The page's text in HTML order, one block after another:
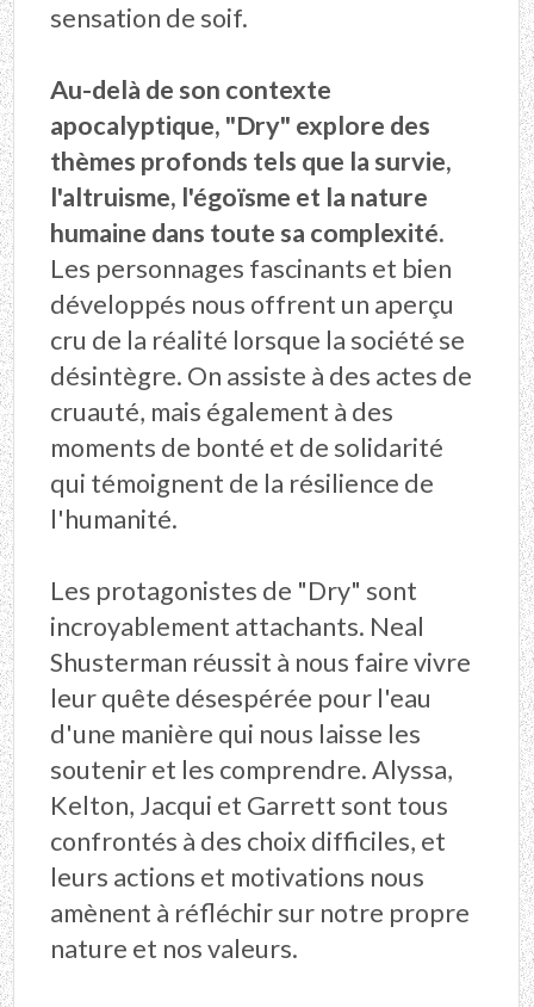
sensation de soif.
Au-delà de son contexte
apocalyptique, "Dry" explore des
thèmes profonds tels que la survie,
l'altruisme, l'égoïsme et la nature
humaine dans toute sa complexité.
Les personnages fascinants et bien
développés nous offrent un aperçu
cru de la réalité lorsque la société se
désintègre. On assiste à des actes de
cruauté, mais également à des
moments de bonté et de solidarité
qui témoignent de la résilience de
l'humanité.
Les protagonistes de "Dry" sont
incroyablement attachants. Neal
Shusterman réussit à nous faire vivre
leur quête désespérée pour l'eau
d'une manière qui nous laisse les
soutenir et les comprendre. Alyssa,
Kelton, Jacqui et Garrett sont tous
confrontés à des choix difficiles, et
leurs actions et motivations nous
amènent à réfléchir sur notre propre
nature et nos valeurs.